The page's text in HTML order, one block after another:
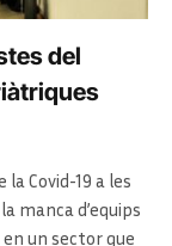
del
Covid-19 a les
manca d’equips
un sector que